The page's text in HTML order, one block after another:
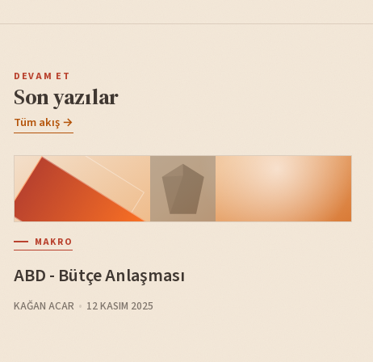
DEVAM ET
Son yazılar
Tüm akış →
MAKRO
ABD - Bütçe Anlaşması
KAĞAN ACAR 12 KASIM 2025